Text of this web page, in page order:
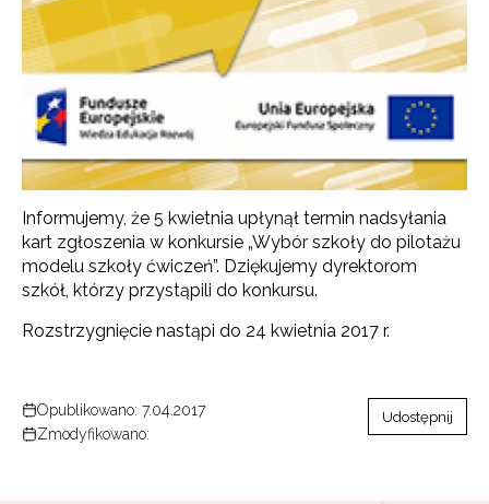
Informujemy, że 5 kwietnia upłynął termin nadsyłania
kart zgłoszenia w konkursie „Wybór szkoły do pilotażu
modelu szkoły ćwiczeń”. Dziękujemy dyrektorom
szkół, którzy przystąpili do konkursu.
Rozstrzygnięcie nastąpi do 24 kwietnia 2017 r.
Opublikowano: 7.04.2017
Zmodyfikowano:
Udostępnij